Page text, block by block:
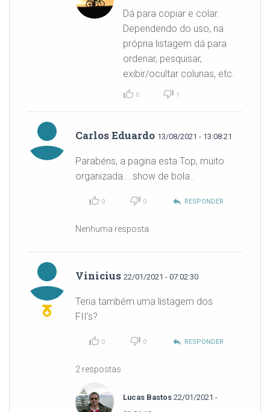
Dá para copiar e colar.
Dependendo do uso, na
própria listagem dá para
ordenar, pesquisar,
exibir/ocultar colunas, etc.
0 1
Carlos Eduardo 13/08/2021 - 13:08:21
Parabéns, a pagina esta Top, muito
organizada... show de bola..
reply RESPONDER
0
0
Nenhuma resposta
Vinicius 22/01/2021 - 07:02:30
Teria também uma listagem dos
FII's?
reply RESPONDER
0
0
2 respostas
Lucas Bastos 22/01/2021 -